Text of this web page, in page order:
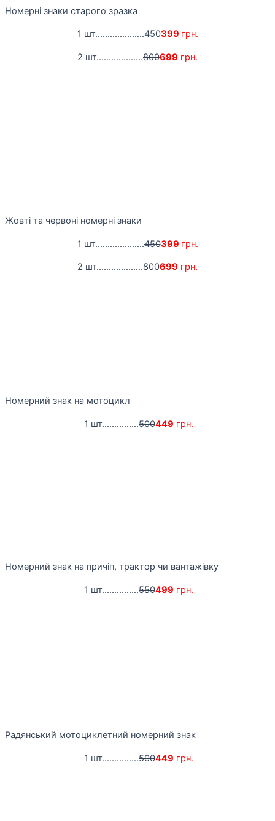
Номерні знаки старого зразка
1 шт....................450399 грн.
2 шт...................800699 грн.
Жовті та червоні номерні знаки
1 шт....................450399 грн.
2 шт...................800699 грн.
Номерний знак на мотоцикл
1 шт...............500449 грн.
Номерний знак на причіп, трактор чи вантажівку
1 шт...............550499 грн.
Радянський мотоциклетний номерний знак
1 шт...............500449 грн.